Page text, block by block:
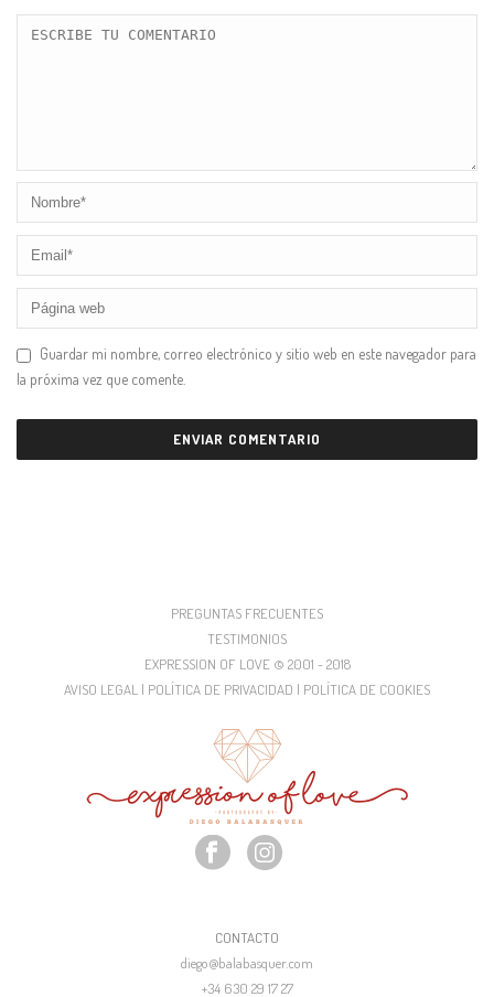
Guardar mi nombre, correo electrónico y sitio web en este navegador para
la próxima vez que comente.
PREGUNTAS FRECUENTES
TESTIMONIOS
EXPRESSION OF LOVE © 2001 - 2018
AVISO LEGAL | POLÍTICA DE PRIVACIDAD | POLÍTICA DE COOKIES
CONTACTO
diego@balabasquer.com
+34 630 29 17 27